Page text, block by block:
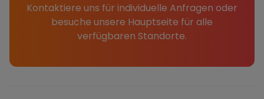
Kontaktiere uns für individuelle Anfragen oder
besuche unsere Hauptseite für alle
verfügbaren Standorte.